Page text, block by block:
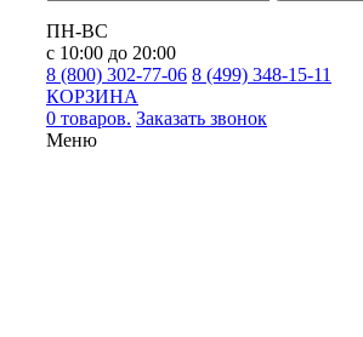
ПН-ВС
с 10:00 до 20:00
8 (800) 302-77-06 8 (499) 348-15-11
КОРЗИНА
0 товаров. Заказать звонок
Меню